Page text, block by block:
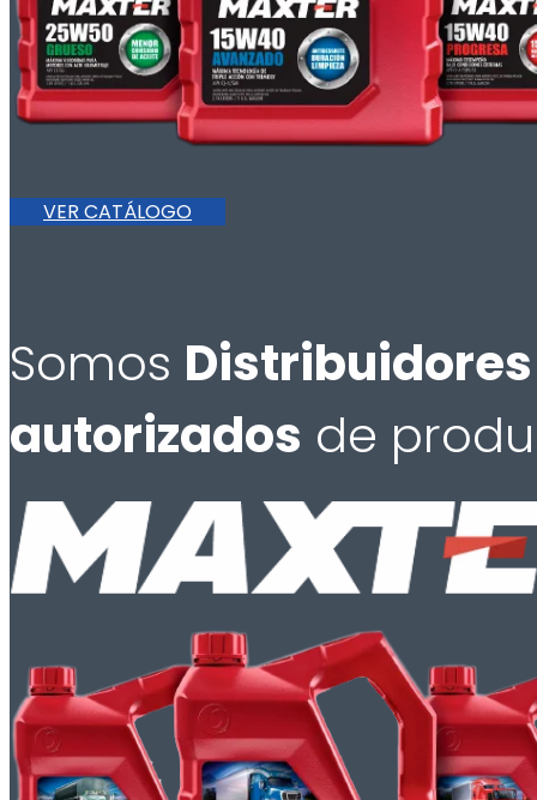
VER CATÁLOGO
Somos Distribuidores
autorizados de